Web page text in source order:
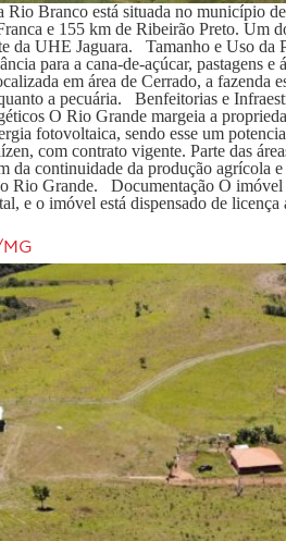
Rio Branco está situada no município
e 155 km de Ribeirão Preto. Um
da UHE Jaguara. Tamanho e Uso da
para a cana-de-açúcar, pastagens
em área de Cerrado, a
a pecuária. Benfeitorias e
O Rio Grande margeia a
fotovoltaica, sendo esse um
com contrato vigente. Parte das
da continuidade da produção agrícola
Rio Grande. Documentação O
e o imóvel está dispensado de